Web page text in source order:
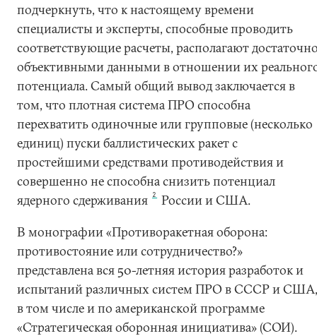
подчеркнуть, что к настоящему времени
специалисты и эксперты, способные проводить
соответствующие расчеты, располагают
объективными данными в отношении их
потенциала. Самый общий вывод заключается в
том, что плотная система ПРО способна
перехватить одиночные или групповые (несколько
единиц) пуски баллистических ракет с
простейшими средствами противодействия и
совершенно не способна снизить потенциал
ядерного сдерживания 2
России и США.
В монографии «Противоракетная оборона:
противостояние или сотрудничество?»
представлена вся 50-летняя история разработок и
испытаний различных систем ПРО в СССР и США,
в том числе и по американской программе
«Стратегическая оборонная инициатива» (СОИ).